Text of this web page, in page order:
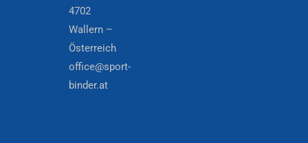
4702
Wallern –
Österreich
office@sport-
binder.at